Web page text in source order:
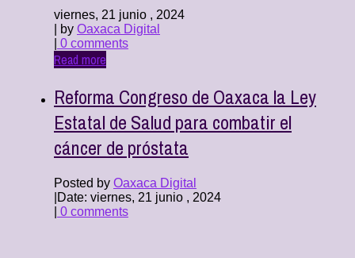
viernes, 21 junio , 2024
| by Oaxaca Digital
0 comments
Read more
Reforma Congreso de Oaxaca la Ley
Estatal de Salud para combatir el
cáncer de próstata
Posted by Oaxaca Digital
Date: viernes, 21 junio , 2024
0 comments